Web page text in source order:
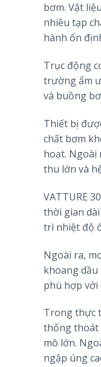
bơm. Vật
nhiều tạp
hành ổn
Trục động
trường ẩm
và buồng
Thiết bị
chất bơm
hoạt. Ngoài
thu lớn và
VATTURE
thời gian
trì nhiệt độ
Ngoài ra,
khoang
phù hợp với
Trong thực
thống thoát
mô lớn.
ngập úng